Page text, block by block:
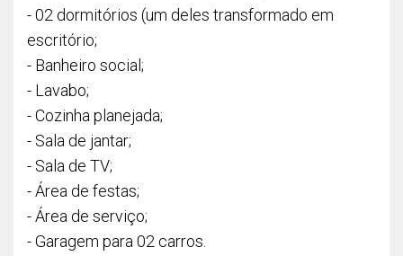
- 02 dormitórios (um deles transformado em
escritório;
- Banheiro social;
- Lavabo;
- Cozinha planejada;
- Sala de jantar;
- Sala de TV;
- Área de festas;
- Área de serviço;
- Garagem para 02 carros.